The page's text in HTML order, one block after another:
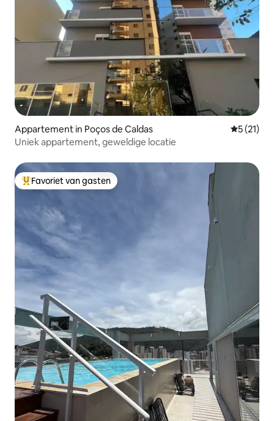
Appartement in Poços de Caldas
5 (21)
Uniek appartement, geweldige locatie
Topfavoriet van gasten
Favoriet van gasten